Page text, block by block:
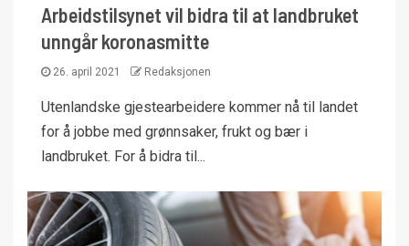
Arbeidstilsynet vil bidra til at landbruket
unngår koronasmitte
26. april 2021 Redaksjonen
Utenlandske gjestearbeidere kommer nå til landet
for å jobbe med grønnsaker, frukt og bær i
landbruket. For å bidra til...